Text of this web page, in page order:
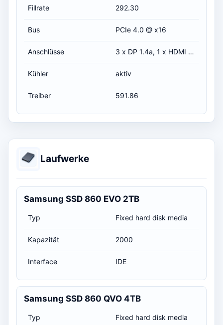
Fillrate 292.30
Bus PCIe 4.0 @ x16
Anschlüsse 3 x DP 1.4a, 1 x HDMI 2.0
Kühler aktiv
Treiber 591.86
Laufwerke
Samsung SSD 860 EVO 2TB
Typ Fixed hard disk media
Kapazität 2000
Interface IDE
Samsung SSD 860 QVO 4TB
Typ Fixed hard disk media